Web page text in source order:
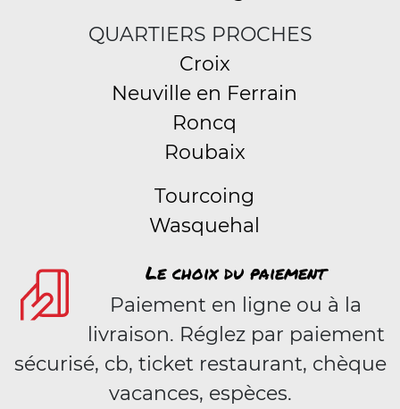
QUARTIERS PROCHES
Croix
Neuville en Ferrain
Roncq
Roubaix
Tourcoing
Wasquehal
Le choix du paiement
Paiement en ligne ou à la
livraison. Réglez par paiement
sécurisé, cb, ticket restaurant, chèque
vacances, espèces.